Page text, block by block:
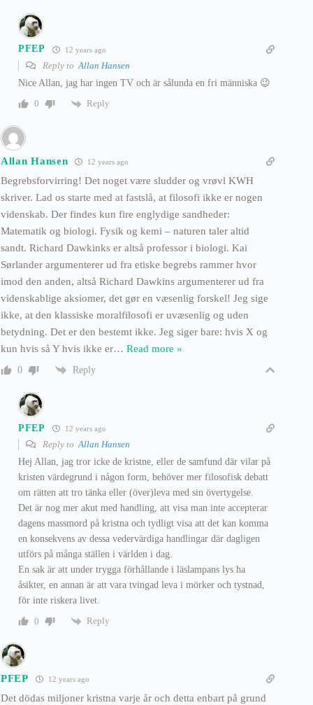
PFEP 12 years ago
Reply to Allan Hansen
Nice Allan, jag har ingen TV och är sålunda en fri människa 😉
0
Reply
Allan Hansen 12 years ago
Begrebsforvirring! Det noget være sludder og vrøvl KWH
skriver. Lad os starte med at fastslå, at filosofi ikke er nogen
videnskab. Der findes kun fire englydige sandheder:
Matematik og biologi. Fysik og kemi – naturen taler altid
sandt. Richard Dawkinks er altså professor i biologi. Kai
Sørlander argumenterer ud fra etiske begrebs rammer hvor
imod den anden, altså Richard Dawkins argumenterer ud fra
videnskablige aksiomer, det gør en væsenlig forskel! Jeg sige
ikke, at den klassiske moralfilosofi er uvæsenlig og uden
betydning. Det er den bestemt ikke. Jeg siger bare: hvis X og
kun hvis så Y hvis ikke er… Read more »
0 Reply
PFEP 12 years ago
Reply toAllan Hansen
Hej Allan, jag tror icke de kristne, eller de samfund där vilar på
kristen värdegrund i någon form, behöver mer filosofisk debatt
om rätten att tro tänka eller (över)leva med sin övertygelse.
Det är nog mer akut med handling, att visa man inte accepterar
dagens massmord på kristna och tydligt visa att det kan komma
en konsekvens av dessa vedervärdiga handlingar där dagligen
utförs på många ställen i världen i dag.
En sak är att under trygga förhållande i läslampans lys ha
åsikter, en annan är att vara tvingad leva i mörker och tystnad,
för inte riskera livet.
0
Reply
PFEP 12 years ago
Det dödas miljoner kristna varje år och detta enbart på grund